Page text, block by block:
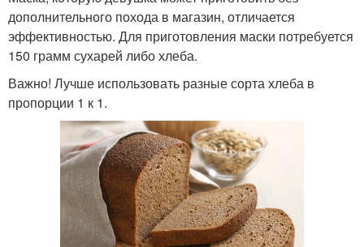
дополнительного похода в магазин, отличается
эффективностью. Для приготовления маски потребуется
150 грамм сухарей либо хлеба.
Важно! Лучше использовать разные сорта хлеба в
пропорции 1 к 1.